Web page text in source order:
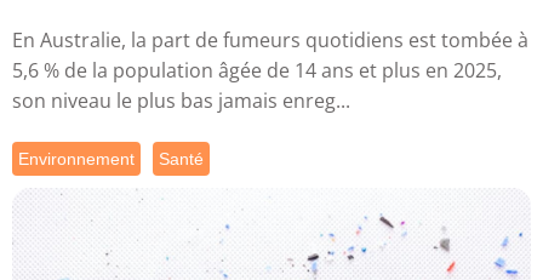
En Australie, la part de fumeurs quotidiens est tombée à
5,6 % de la population âgée de 14 ans et plus en 2025,
son niveau le plus bas jamais enreg...
Environnement Santé